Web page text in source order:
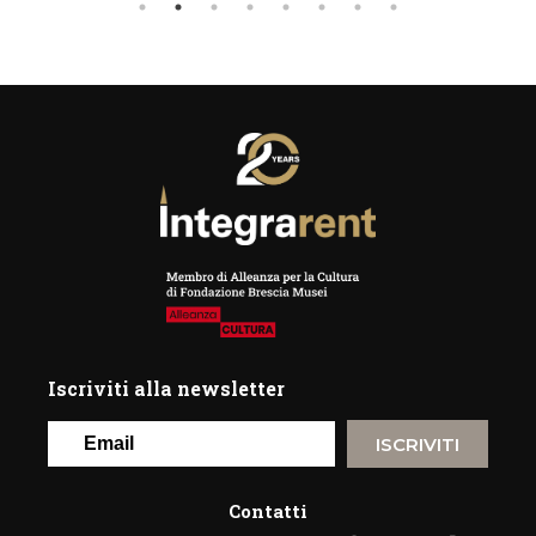
Iscriviti alla newsletter
ISCRIVITI
Contatti